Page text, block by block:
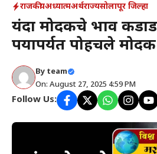
राजकीयअध्यात्मअर्थराज्यसोलापूर जिल्हा
यंदा मोदकचे भाव
रुपयापर्यत पोहचले
By team
On: August 27, 2025 4:59 PM
Follow Us: